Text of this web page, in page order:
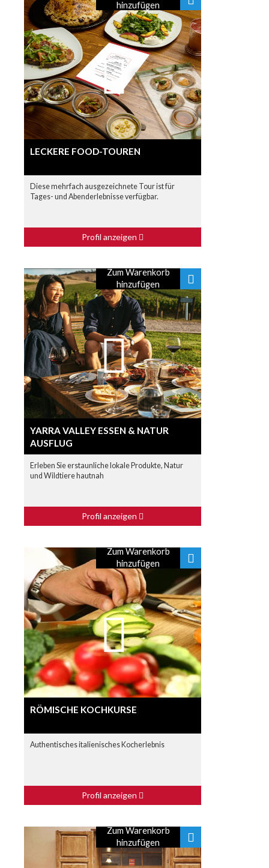
hinzufügen
LECKERE FOOD-TOUREN
Diese mehrfach ausgezeichnete Tour ist für
Tages- und Abenderlebnisse verfügbar.
Profil anzeigen
Zum Warenkorb
hinzufügen
YARRA VALLEY ESSEN & NATUR
AUSFLUG
Erleben Sie erstaunliche lokale Produkte, Natur
und Wildtiere hautnah
Profil anzeigen
Zum Warenkorb
hinzufügen
RÖMISCHE KOCHKURSE
Authentisches italienisches Kocherlebnis
Profil anzeigen
Zum Warenkorb
hinzufügen